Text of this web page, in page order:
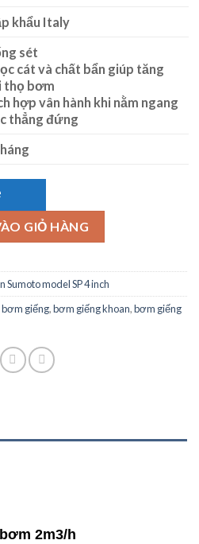
khẩu Italy
sét
cát và chất bẩn giúp tăng
thọ bơm
hợp vân hành khi nằm ngang
thẳng đứng
GIỎ HÀNG
model SP 4 inch
bơm giếng,bơm giếng khoan,bơm giếng
2m3/h